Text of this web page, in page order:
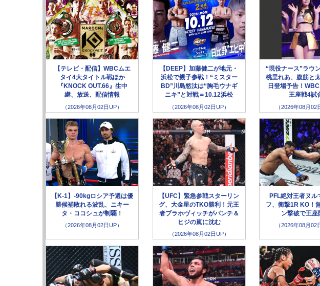
【テレビ・配信】WBCムエ
タイ4大タイトル戦ほか
『KNOCK OUT.66』生中
継、放送、配信情報
（2026年08月02日UP）
【DEEP】加藤健二が地元・
浜松で親子参戦！“ミスター
BD”川島悠汰は“胸毛ウナギ
ニキ”と対戦＝10.12浜松
（2026年08月02日UP）
“現役ナース”ラウ
桃里れあ、腹筋と
日登場予告！
王座戦4試
（2026年08月02
【K-1】-90kgロシア予選は優
勝候補敗れる波乱、ニキー
タ・ココシュが制覇！
（2026年08月02日UP）
【UFC】緊急参戦スターリン
グ、大金星のTKO勝利！元王
者ブラホヴィッチがパンチ＆
ヒジの嵐に沈む
（2026年08月02日UP）
PFL絶対王者ヌル
フ、衝撃1R KO！
ン撃破で王座
（2026年08月02